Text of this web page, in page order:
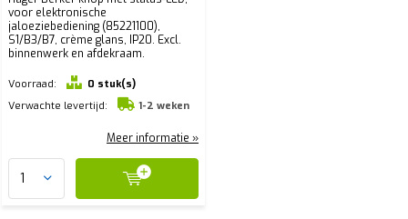
voor elektronische
jaloeziebediening (85221100),
S1/B3/B7, crème glans, IP20. Excl.
binnenwerk en afdekraam.
Voorraad:
0 stuk(s)
Verwachte levertijd:
1-2 weken
Meer informatie »